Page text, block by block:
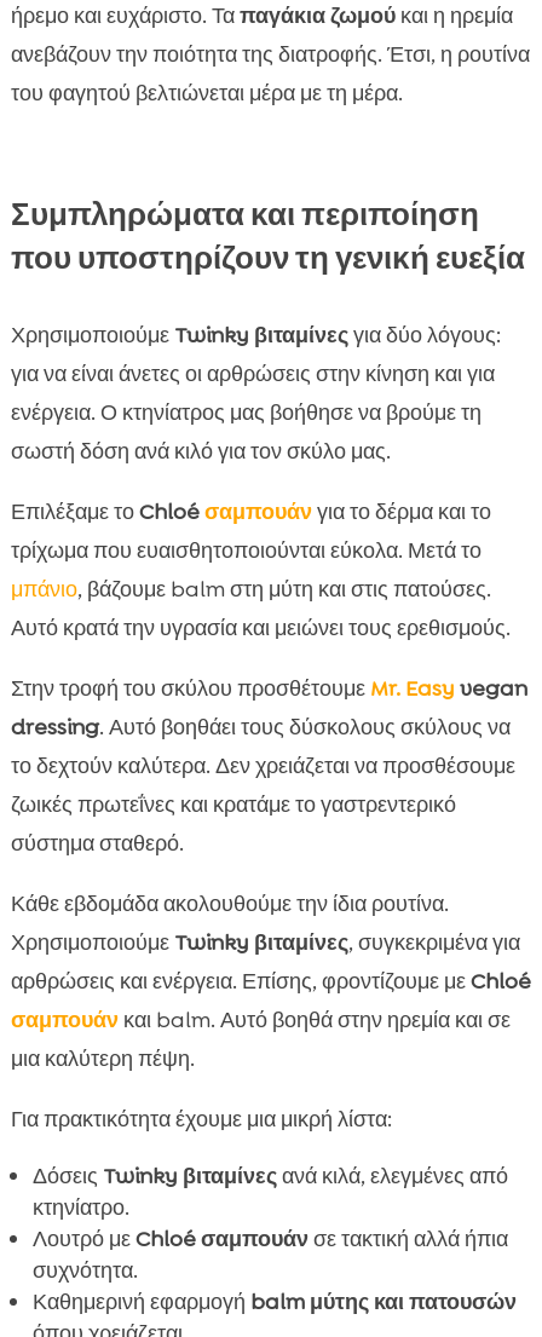
ήρεμο και ευχάριστο. Ταπαγάκια ζωμούκαι η ηρεμία
ανεβάζουν την ποιότητα της διατροφής. Έτσι, η ρουτίνα
του φαγητού βελτιώνεται μέρα με τη μέρα.
Συμπληρώματα και περιποίηση
που υποστηρίζουν τη γενική ευεξία
Χρησιμοποιούμε Twinky βιταμίνεςγια δύο λόγους:
για να είναι άνετες οι αρθρώσεις στην κίνηση και για
ενέργεια. Ο κτηνίατρος μας βοήθησε να βρούμε τη
σωστή δόση ανά κιλό για τον σκύλο μας.
Επιλέξαμε τοChloéσαμπουάνγια το δέρμα και το
τρίχωμα που ευαισθητοποιούνται εύκολα. Μετά το
μπάνιο, βάζουμε balm στη μύτη και στις πατούσες.
Αυτό κρατά την υγρασία και μειώνει τους ερεθισμούς.
Στην τροφή του σκύλου προσθέτουμε Mr. Easy vegan
dressing. Αυτό βοηθάει τους δύσκολους σκύλους να
το δεχτούν καλύτερα. Δεν χρειάζεται να προσθέσουμε
ζωικές πρωτεΐνες και κρατάμε το γαστρεντερικό
σύστημα σταθερό.
Κάθε εβδομάδα ακολουθούμε την ίδια ρουτίνα.
Χρησιμοποιούμε Twinky βιταμίνες, συγκεκριμένα για
αρθρώσεις και ενέργεια. Επίσης, φροντίζουμε μεChloé
σαμπουάνκαι balm. Αυτό βοηθά στην ηρεμία και σε
μια καλύτερη πέψη.
Για πρακτικότητα έχουμε μια μικρή λίστα:
Δόσεις Twinky βιταμίνεςανά κιλά, ελεγμένες από
κτηνίατρο.
Λουτρό μεChloé σαμπουάνσε τακτική αλλά ήπια
συχνότητα.
Καθημερινή εφαρμογή balm μύτης και πατουσών